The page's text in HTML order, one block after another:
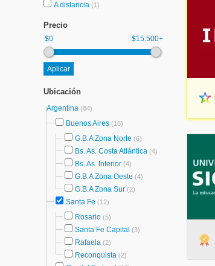
A distancia (1)
Precio
$0 $15.500+
Ubicación
Argentina (84)
Buenos Aires (16)
G.B.A Zona Norte (6)
Bs. As. Costa Atlántica (4)
Bs. As. Interior (4)
G.B.A Zona Oeste (4)
G.B.A Zona Sur (2)
Santa Fe (12)
Rosario (5)
Santa Fe Capital (3)
Rafaela (2)
Reconquista (2)